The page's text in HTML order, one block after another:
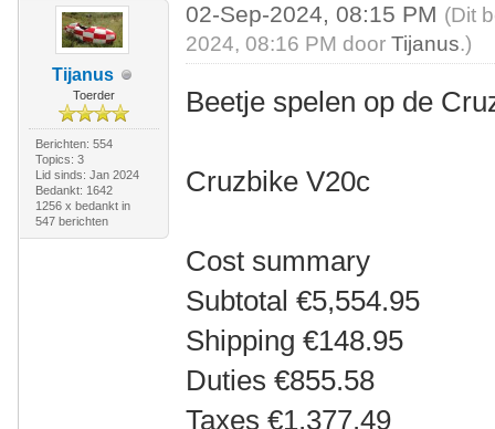
Tijanus
Toerder
Berichten: 554
Topics: 3
Lid sinds: Jan 2024
Bedankt: 1642
1256 x bedankt in
547 berichten
02-Sep-2024, 08:15 PM (Dit
2024, 08:16 PM doorTijanus.)
Beetje spelen op de
Cruzbike V20c
Cost summary
Subtotal €5,554.95
Shipping €148.95
Duties €855.58
Taxes €1,377.49